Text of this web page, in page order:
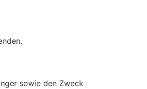
sowie den Zweck